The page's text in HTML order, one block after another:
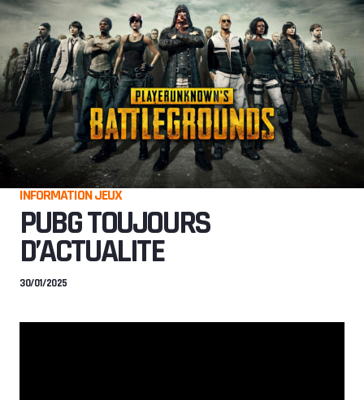
INFORMATION JEUX
PUBG TOUJOURS
D’ACTUALITE
30/01/2025